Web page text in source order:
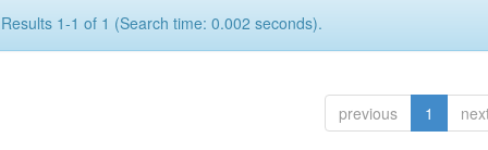
Results 1-1 of 1 (Search time: 0.002 seconds).
previous 1